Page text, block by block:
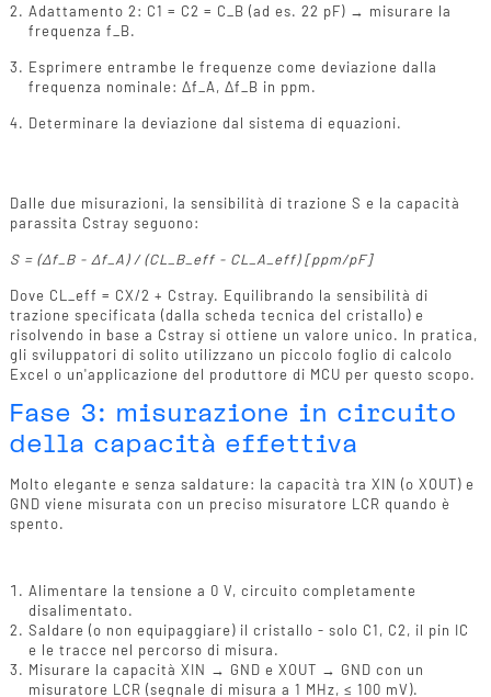
Adattamento 2: C1 = C2 = C_B (ad es. 22 pF) → misurare la
frequenza f_B.
Esprimere entrambe le frequenze come deviazione dalla
frequenza nominale: Δf_A, Δf_B in ppm.
Determinare la deviazione dal sistema di equazioni.
Dalle due misurazioni, la sensibilità di trazione S e la capacità
parassita Cstray seguono:
S = (Δf_B - Δf_A) / (CL_B_eff - CL_A_eff) [ppm/pF]
Dove CL_eff = CX/2 + Cstray. Equilibrando la sensibilità di
trazione specificata (dalla scheda tecnica del cristallo) e
risolvendo in base a Cstray si ottiene un valore unico. In pratica,
gli sviluppatori di solito utilizzano un piccolo foglio di calcolo
Excel o un'applicazione del produttore di MCU per questo scopo.
Fase 3: misurazione in circuito
della capacità effettiva
Molto elegante e senza saldature: la capacità tra XIN (o XOUT) e
GND viene misurata con un preciso misuratore LCR quando è
spento.
Alimentare la tensione a 0 V, circuito completamente
disalimentato.
Saldare (o non equipaggiare) il cristallo - solo C1, C2, il pin IC
e le tracce nel percorso di misura.
Misurare la capacità XIN → GND e XOUT → GND con un
misuratore LCR (segnale di misura a 1 MHz, ≤ 100 mV).